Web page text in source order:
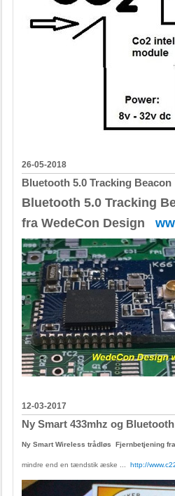
26-05-2018
Bluetooth 5.0 Tracking Beacon
Bluetooth 5.0 Tracking
fra WedeCon Design
12-03-2017
Ny Smart 433mhz og
Ny Smart Wireless trådløs Fjernbetjening
mindre end en tændstik æske ... http://